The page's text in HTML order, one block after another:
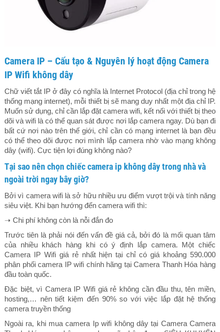
Camera IP – Cấu tạo & Nguyên lý hoạt động Camera
IP Wifi không dây
Chữ viết tắt IP ở đây có nghĩa là Internet Protocol (địa chỉ trong hệ
thống mạng internet), mỗi thiết bị sẽ mang duy nhất một địa chỉ IP.
Muốn sử dụng, chỉ cần lắp đặt camera wifi, kết nối với thiết bị theo
dõi và wifi là có thể quan sát được nơi lắp camera ngay. Dù bạn đi
bất cứ nơi nào trên thế giới, chỉ cần có mạng internet là bạn đều
có thể theo dõi được nơi mình lắp camera nhờ vào mạng không
dây (wifi). Cực tiện lợi đúng không nào?
Tại sao nên chọn chiếc camera ip không dây trong nhà và
ngoài trời ngay bây giờ?
Bởi vì camera wifi là sở hữu nhiều ưu điểm vượt trội và tính năng
siêu việt. Khi bạn hướng đến camera wifi thì:
➝ Chi phí không còn là nỗi đắn đo
Trước tiên là phải nói đến vấn đề giá cả, bởi đó là mối quan tâm
của nhiều khách hàng khi có ý định lắp camera. Một chiếc
Camera IP Wifi giá rẻ nhất hiện tại chỉ có giá khoảng 590.000
phân phối camera IP wifi chính hãng tại Camera Thanh Hóa hàng
đầu toàn quốc.
Đặc biệt, vì Camera IP Wifi giá rẻ không cần đầu thu, tên miền,
hosting,… nên tiết kiệm đến 90% so với việc lắp đặt hệ thống
camera truyền thống
Ngoài ra, khi mua camera Ip wifi không dây tại Camera Camera